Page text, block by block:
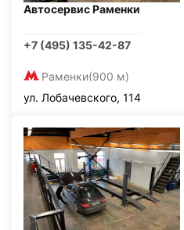
Автосервис Раменки
+7 (495) 135-42-87
Раменки(900 м)
ул. Лобачевского, 114